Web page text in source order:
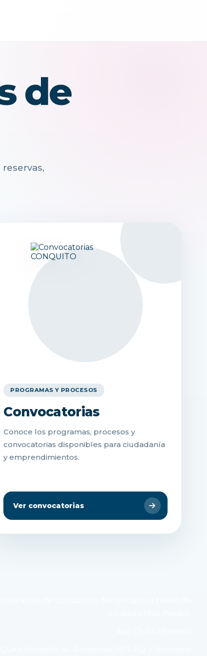
de
PROGRAMAS Y PROCESOS
Convocatorias
Conoce los programas, procesos y
convocatorias disponibles para ciudadanía
y emprendimientos.
Ver convocatorias